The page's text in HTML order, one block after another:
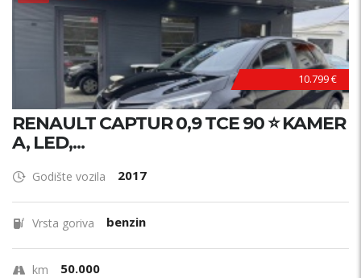
10.799 €
RENAULT CAPTUR 0,9 TCE 90 ⭐ KAMER
A, LED,...
Godište vozila 2017
Vrsta goriva benzin
km 50.000